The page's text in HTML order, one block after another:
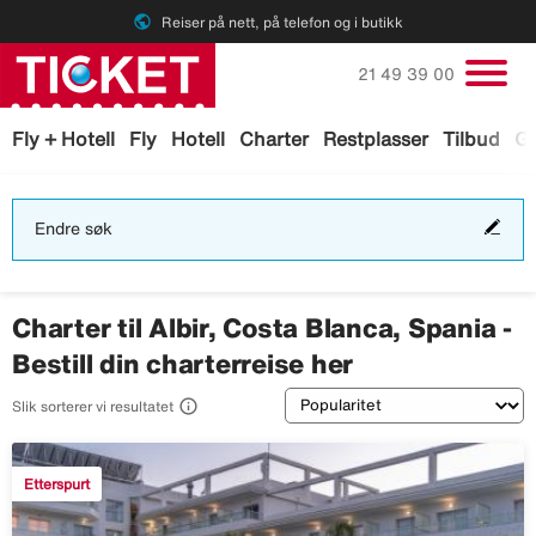
public Reiser på nett, på telefon og i butikk
Fly + Hotell Fly Hotell Charter Restplasser Tilbud
Ring oss på
21 49 39 00
Endre søk
Charter til Albir, Costa Blanca, Spania -
Bestill din charterreise her
Slik sorterer vi resultatet  Sortering
Etterspurt